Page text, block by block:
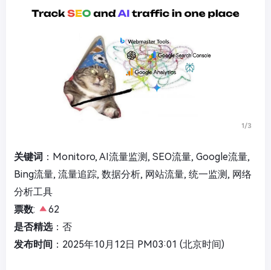
关键词 ：Monitoro, AI流量监测, SEO流量, Google流量,
Bing流量, 流量追踪, 数据分析, 网站流量, 统一监测, 网络
分析工具
票数:
62
是否精选：否
发布时间 ：2025年10月12日 PM03:01 (北京时间)